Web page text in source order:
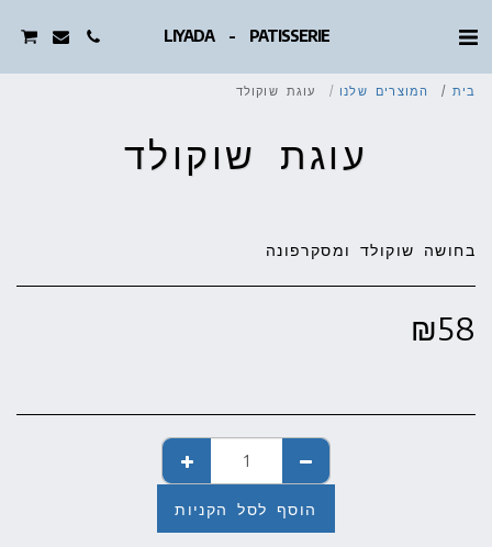
LIYADA - PATISSERIE
בית המוצרים שלנו עוגת שוקולד
עוגת שוקולד
בחושה שוקולד ומסקרפונה
₪58
הוסף לסל הקניות